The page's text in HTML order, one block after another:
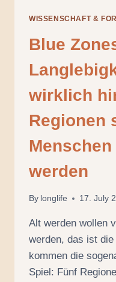
WISSENSCHAFT &
Blue
wirklich
Regionen
werden
By longlife 17. July
Alt werden wollen
werden, das ist
kommen die
Spiel: Fünf